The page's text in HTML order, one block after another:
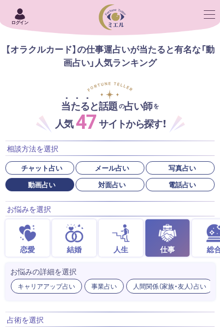
ログイン
【オラクルカード】の仕事運占いが当たると有名な「動
画占い」人気ランキング
当たると話題の占い師を
人気47サイトから探す！
相談方法を選択
チャット占い メール占い
写真占い
動画占い
対面占い 電話占い
お悩みを選択
恋愛 結婚 人生 仕事 総
お悩みの詳細を選択
キャリアアップ占い 事業占い 人間関係（家族・友人）占い
占術を選択